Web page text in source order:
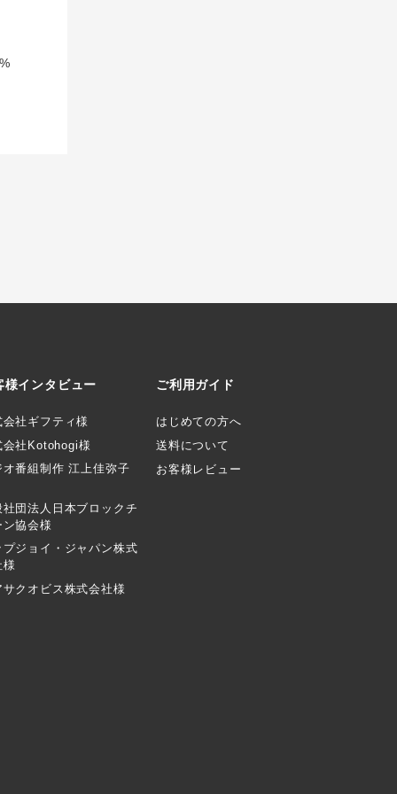
様インタビュー
会社ギフティ様
会社Kotohogi様
オ番組制作 江上佳弥子
社団法人日本ブロックチ
ン協会様
プジョイ・ジャパン株式
様
サクオビス株式会社様
ご利用ガイド
はじめての方へ
送料について
お客様レビュー